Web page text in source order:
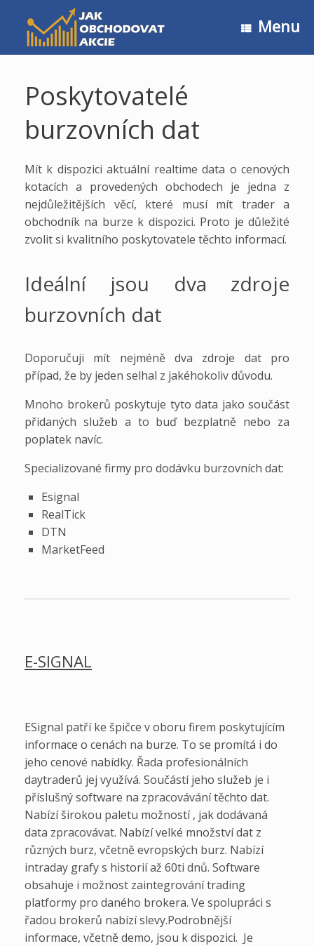
content
Menu
Poskytovatelé
burzovních dat
Mít k dispozici aktuální realtime data o cenových
kotacích a provedených obchodech je jedna z
nejdůležitějších věcí, které musí mít trader a
obchodník na burze k dispozici. Proto je důležité
zvolit si kvalitního poskytovatele těchto informací.
Ideální jsou dva zdroje
burzovních dat
Doporučuji mít nejméně dva zdroje dat pro
případ, že by jeden selhal z jakéhokoliv důvodu.
Mnoho brokerů poskytuje tyto data jako součást
přidaných služeb a to buď bezplatně nebo za
poplatek navíc.
Specializované firmy pro dodávku burzovních dat:
Esignal
RealTick
DTN
MarketFeed
E-SIGNAL
ESignal patří ke špičce v oboru firem poskytujícím
informace o cenách na burze. To se promítá i do
jeho cenové nabídky. Řada profesionálních
daytraderů jej využívá. Součástí jeho služeb je i
příslušný software na zpracovávání těchto dat.
Nabízí širokou paletu možností , jak dodávaná
data zpracovávat. Nabízí velké množství dat z
různých burz, včetně evropských burz. Nabízí
intraday grafy s historií až 60ti dnů. Software
obsahuje i možnost zaintegrování trading
platformy pro daného brokera. Ve spolupráci s
řadou brokerů nabízí slevy.Podrobnější
informace, včetně demo, jsou k dispozici. Je